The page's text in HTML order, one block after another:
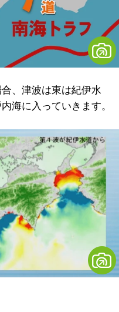
、津波は東は紀伊水
海に入っていきます。